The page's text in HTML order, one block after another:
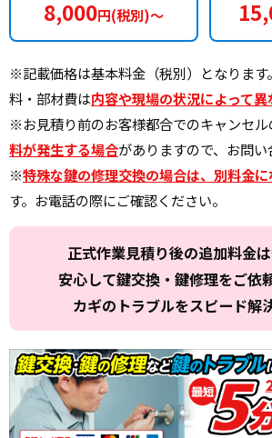
8,000円(税別)〜
※記載価格は基本料金（税別）となります
料・部材費は内容や現場の状況によって異
※お見積り前のお客様都合でのキャンセル
料が発生する場合がありますので、お問い
※特殊な鍵の修理交換の場合は、別料金
す。お電話の際にご確認ください。
正式作業見積り後の追加料金
安心して鍵交換・鍵修理をご依
カギのトラブルをスピード解